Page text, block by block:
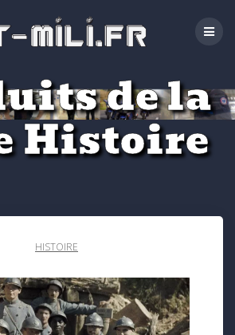
au
contenu
de la
Histoire
HISTOIRE